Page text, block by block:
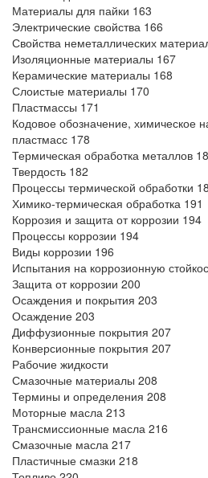
Материалы для пайки 163
Электрические свойства 166
Свойства неметаллических
Изоляционные материалы 167
Керамические материалы 168
Слоистые материалы 170
Пластмассы 171
Кодовое обозначение, химическое
пластмасс 178
Термическая обработка металлов
Твердость 182
Процессы термической обработки
Химико-термическая обработка 191
Коррозия и защита от коррозии 194
Процессы коррозии 194
Виды коррозии 196
Испытания на коррозионную
Защита от коррозии 200
Осаждения и покрытия 203
Осаждение 203
Диффузионные покрытия 207
Конверсионные покрытия 207
Рабочие жидкости
Смазочные материалы 208
Термины и определения 208
Моторные масла 213
Трансмиссионные масла 216
Смазочные масла 217
Пластичные смазки 218